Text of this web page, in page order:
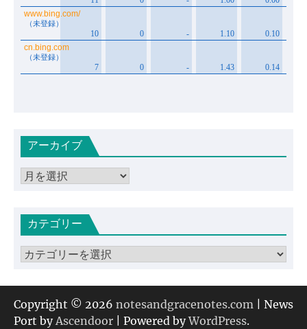
アーカイブ
ア
イカテゴリー
カ
ゴ
リ
ー
Copyright © 2026 notesandgracenotes.com | News
Port byAscendoor | Powered byWordPress.